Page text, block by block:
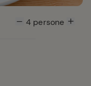
4persone